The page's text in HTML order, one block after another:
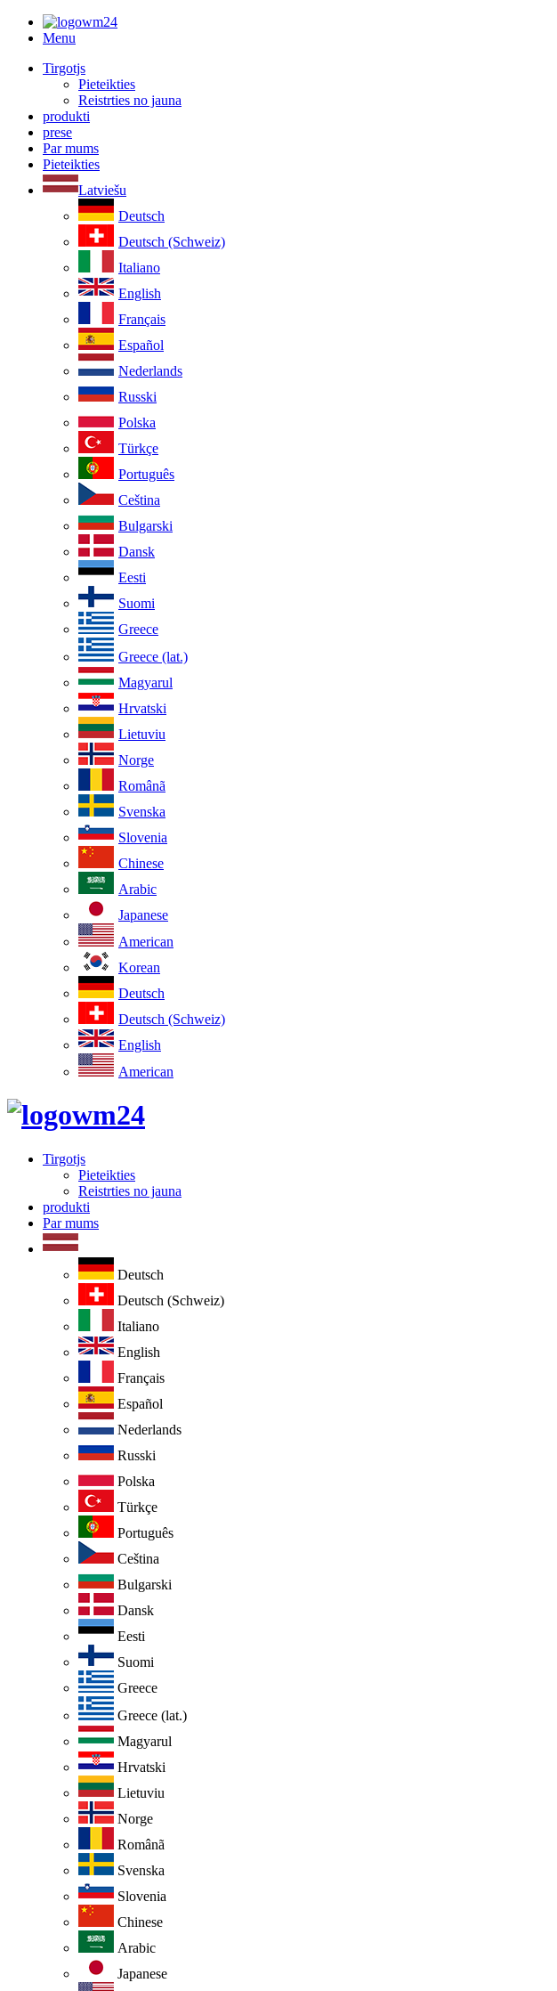
Menu
Tirgotjs
Pieteikties
Reistrties no jauna
produkti
prese
Par mums
Pieteikties
Latviešu
Deutsch
Deutsch (Schweiz)
Italiano
English
Français
Español
Nederlands
Russki
Polska
Türkçe
Português
Ceština
Bulgarski
Dansk
Eesti
Suomi
Greece
Greece (lat.)
Magyarul
Hrvatski
Lietuviu
Norge
Românã
Svenska
Slovenia
Chinese
Arabic
Japanese
American
Korean
Deutsch
Deutsch (Schweiz)
English
American
Tirgotjs
Pieteikties
Reistrties no jauna
produkti
Par mums
Deutsch
Deutsch (Schweiz)
Italiano
English
Français
Español
Nederlands
Russki
Polska
Türkçe
Português
Ceština
Bulgarski
Dansk
Eesti
Suomi
Greece
Greece (lat.)
Magyarul
Hrvatski
Lietuviu
Norge
Românã
Svenska
Slovenia
Chinese
Arabic
Japanese